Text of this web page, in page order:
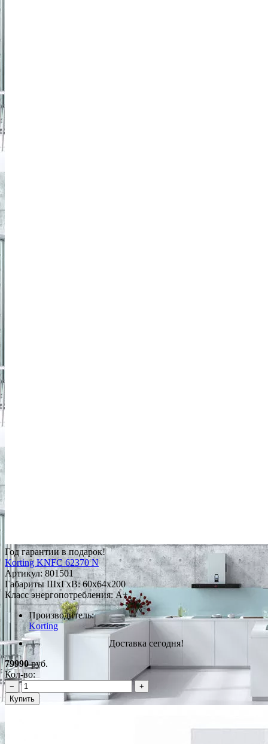
Год гарантии в подарок!
Korting KNFC 62370 N
Артикул: 801501
Габариты ШxГxВ: 60x64x200
Класс энергопотребления: A+
Производитель:
Korting
Доставка сегодня!
79990руб.
Кол-во:
−
+
Купить